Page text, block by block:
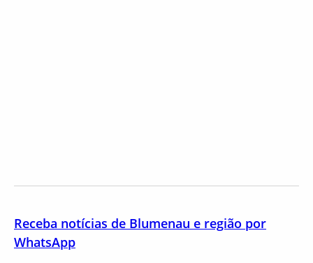
Receba notícias de Blumenau e região por
WhatsApp